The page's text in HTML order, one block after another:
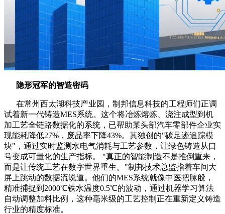
隐形冠军的智造密码
在常州西太湖科技产业园，制邦信息科技的工程师们正调
试着新一代铸造MES系统。这个将冶炼熔炼、浇注成型到机
加工艺全链路数据化的系统，已帮助某头部汽车零部件企业实
现能耗降低27%，废品率下降43%。其独创的"碳足迹追踪模
块"，通过实时监测水电气消耗与工艺参数，让绿色铸造从口
号变成可量化的生产指标。 "真正的智能制造不是推倒重来，
而是让传统工艺在数字世界重生。"制邦技术总监指着车间大
屏上跳动的数据流说道。他们的MES系统就像中医把脉般，
精准捕捉到2000℃铁水温度0.5℃的波动，通过机器学习算法
自动调整加料比例，这种毫米级的工艺控制正在重新定义铸造
行业的精度标准。